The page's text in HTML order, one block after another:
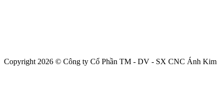
Copyright 2026 © Công ty Cổ Phần TM - DV - SX CNC Ánh Kim